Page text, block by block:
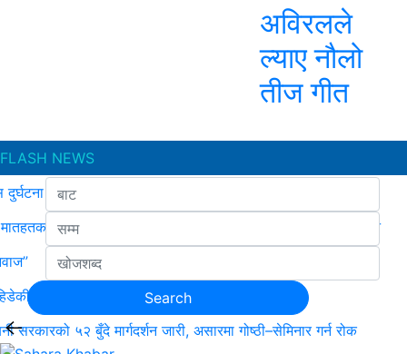
अविरलले
ल्याए नौलो
तीज गीत
FLASH NEWS
दुर्घटना : एकको मृत्यु, ६ जना घाइते
कार्यालय बिच योजना कार्यान्वयन बारे समन्वयात्मक बैठक सम्पन्न
महिला मृत फेला
सरकारको ५२ बुँदे मार्गदर्शन जारी, असारमा गोष्ठी–सेमिनार गर्न रोक